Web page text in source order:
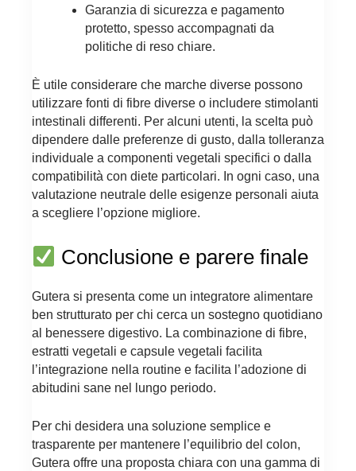
Garanzia di sicurezza e pagamento
protetto, spesso accompagnati da
politiche di reso chiare.
È utile considerare che marche diverse possono
utilizzare fonti di fibre diverse o includere stimolanti
intestinali differenti. Per alcuni utenti, la scelta può
dipendere dalle preferenze di gusto, dalla tolleranza
individuale a componenti vegetali specifici o dalla
compatibilità con diete particolari. In ogni caso, una
valutazione neutrale delle esigenze personali aiuta
a scegliere l’opzione migliore.
Conclusione e parere finale
Gutera si presenta come un integratore alimentare
ben strutturato per chi cerca un sostegno quotidiano
al benessere digestivo. La combinazione di fibre,
estratti vegetali e capsule vegetali facilita
l’integrazione nella routine e facilita l’adozione di
abitudini sane nel lungo periodo.
Per chi desidera una soluzione semplice e
trasparente per mantenere l’equilibrio del colon,
Gutera offre una proposta chiara con una gamma di